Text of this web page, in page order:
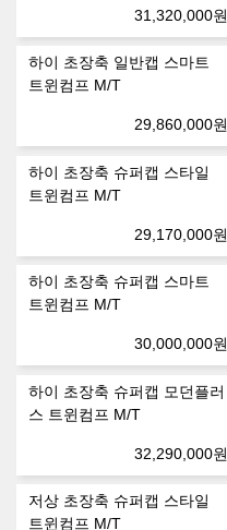
31,320,000원
하이 초장축 일반캡 스마트
트윈컴프 M/T
29,860,000원
하이 초장축 슈퍼캡 스타일
트윈컴프 M/T
29,170,000원
하이 초장축 슈퍼캡 스마트
트윈컴프 M/T
30,000,000원
하이 초장축 슈퍼캡 모던플러
스 트윈컴프 M/T
32,290,000원
저상 초장축 슈퍼캡 스타일
트윈컴프 M/T